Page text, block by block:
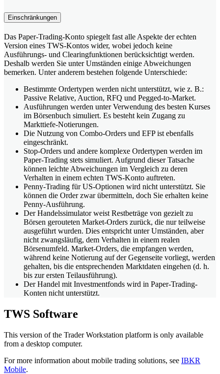
Einschränkungen
Das Paper-Trading-Konto spiegelt fast alle Aspekte der echten
Version eines TWS-Kontos wider, wobei jedoch keine
Ausführungs- und Clearingfunktionen berücksichtigt werden.
Deshalb werden Sie unter Umständen einige Abweichungen
bemerken. Unter anderem bestehen folgende Unterschiede:
Bestimmte Ordertypen werden nicht unterstützt, wie z. B.:
Passive Relative, Auction, RFQ und Pegged-to-Market.
Ausführungen werden unter Verwendung des besten Kurses
im Börsenbuch simuliert. Es besteht kein Zugang zu
Markttiefe-Notierungen.
Die Nutzung von Combo-Orders und EFP ist ebenfalls
eingeschränkt.
Stop-Orders und andere komplexe Ordertypen werden im
Paper-Trading stets simuliert. Aufgrund dieser Tatsache
können leichte Abweichungen im Vergleich zu deren
Verhalten in einem echten TWS-Konto auftreten.
Penny-Trading für US-Optionen wird nicht unterstützt. Sie
können die Order zwar übermitteln, doch Sie erhalten keine
Penny-Ausführung.
Der Handelssimulator weist Restbeträge von gezielt zu
Börsen gerouteten Market-Orders zurück, die nur teilweise
ausgeführt wurden. Dies entspricht unter Umständen, aber
nicht zwangsläufig, dem Verhalten in einem realen
Börsenumfeld. Market-Orders, die empfangen werden,
während keine Notierung auf der Gegenseite vorliegt, werden
gehalten, bis die entsprechenden Marktdaten eingehen (d. h.
bis zur ersten Teilausführung).
Der Handel mit Investmentfonds wird in Paper-Trading-
Konten nicht unterstützt.
TWS Software
This version of the Trader Workstation platform is only available
from a desktop computer.
For more information about mobile trading solutions, see IBKR
Mobile.